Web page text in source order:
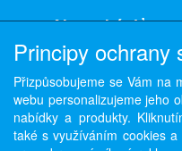
Ako nakúpiť
Doprava a platba
Obchodné podmienky
Ochrana osobných
Odstúpenie od zmluvy
Principy ochrany
Přizpůsobujeme se Vám na
webu personalizujeme jeho
nabídky a produkty.
také s využíváním cookies